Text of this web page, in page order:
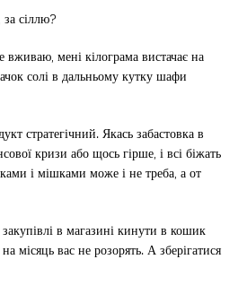
сіллю?
вживаю, мені кілограма вистачає на
солі в дальньому кутку шафи
стратегічний. Якась забастовка в
кризи або щось гірше, і всі біжать
і мішками може і не треба, а от
в магазині кинути в кошик
місяць вас не розорять. А зберігатися